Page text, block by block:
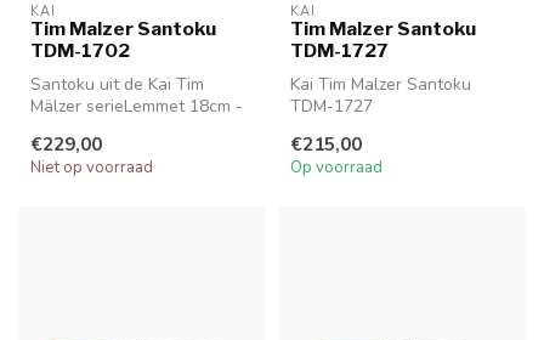
KAI
Tim Malzer Santoku
TDM-1702
Santoku uit de Kai Tim
Mälzer serieLemmet 18cm -
TDM 1702
€229,00
Niet op voorraad
KAI
Tim Malzer Santoku
TDM-1727
Kai Tim Malzer Santoku
TDM-1727
€215,00
Op voorraad